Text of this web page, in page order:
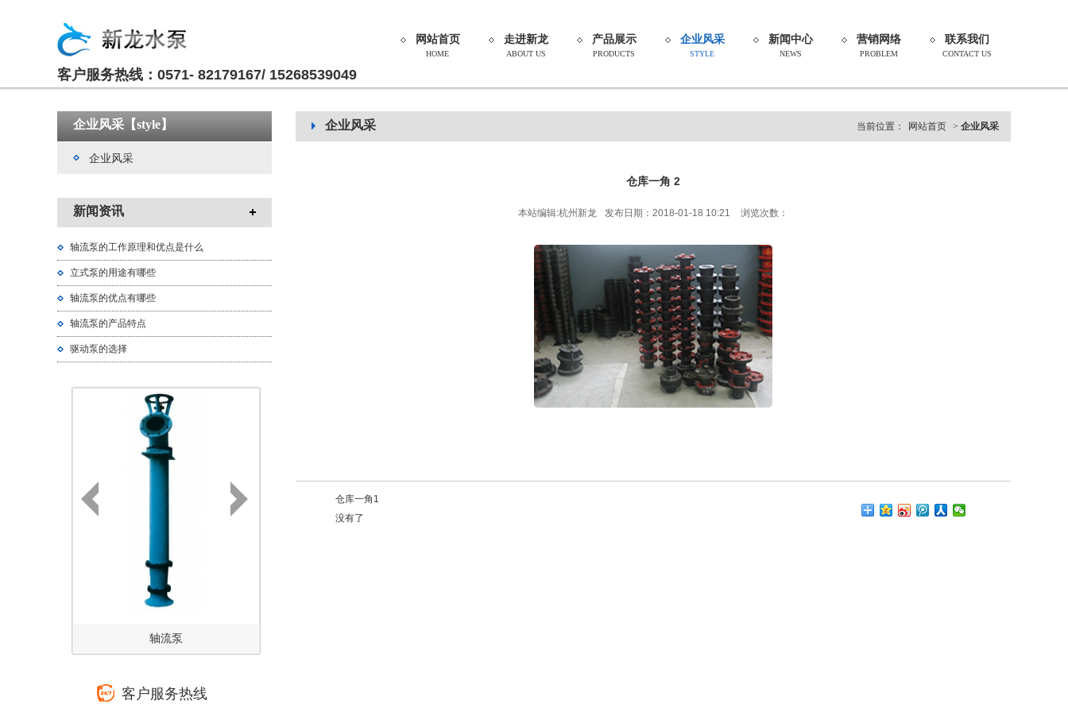
网站首页
HOME
走进新龙
ABOUT US
产品展示
PRODUCTS
企业风采
STYLE
新闻中心
NEWS
营销网络
PROBLEM
联系我们
CONTACT US
客户服务热线：0571- 82179167/ 15268539049
当前位置： 网站首页 > 企业风采
企业风采
仓库一角 2
本站编辑:杭州新龙 发布日期：2018-01-18 10:21 浏览次数：
仓库一角1
没有了
企业风采【style】
企业风采
新闻资讯
轴流泵的工作原理和优点是什么
立式泵的用途有哪些
轴流泵的优点有哪些
轴流泵的产品特点
驱动泵的选择
轴流泵
客户服务热线